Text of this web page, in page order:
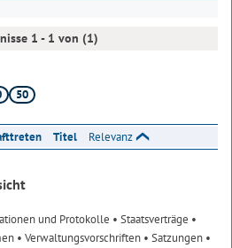
1 - 1 von (1)
50
Titel Relevanz
und Protokolle • Staatsverträge •
• Verwaltungsvorschriften • Satzungen •